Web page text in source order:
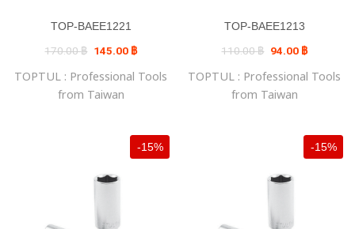
TOP-BAEE1221
170.00฿ Original
price
170.00 ฿.
145.00 ฿Current
price
145.00 ฿.
TOPTUL : Professional Tools
from Taiwan
TOP-BAEE1213
110.00฿ Original
price
110.00 ฿.
94.00 ฿Current
price
94.00 ฿.
TOPTUL : Professional Tools
from Taiwan
-15% -15%